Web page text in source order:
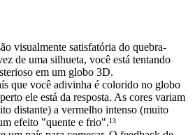
visualmente satisfatória do quebra-
de uma silhueta, você está tentando
em um globo 3D.
que você adivinha é colorido no globo
ele está da resposta. As cores variam
distante) a vermelho intenso (muito
efeito "quente e frio".¹³